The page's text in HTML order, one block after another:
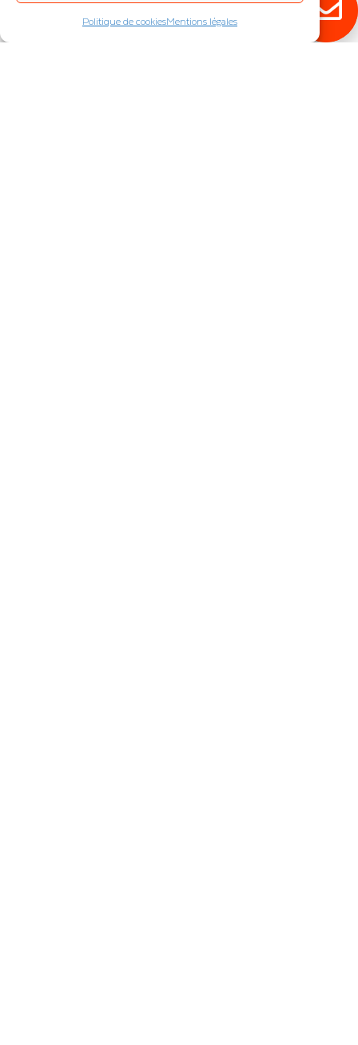
Politique de cookiesMentions légales